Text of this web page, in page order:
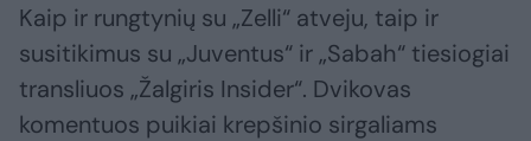
Kaip ir rungtynių su „Zelli“ atveju, taip ir
susitikimus su „Juventus“ ir „Sabah“ tiesiogiai
transliuos „Žalgiris Insider“. Dvikovas
komentuos puikiai krepšinio sirgaliams